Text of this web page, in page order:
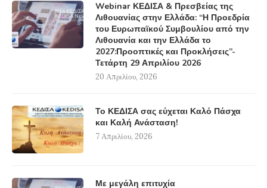
Webinar ΚΕΔΙΣΑ & Πρεσβείας της
Λιθουανίας στην Ελλάδα: “Η Προεδρία
του Ευρωπαϊκού Συμβουλίου από την
Λιθουανία και την Ελλάδα το
2027:Προοπτικές και Προκλήσεις”-
Τετάρτη 29 Απριλίου 2026
20 Απριλίου, 2026
Το ΚΕΔΙΣΑ σας εύχεται Καλό Πάσχα
και Καλή Ανάσταση!
7 Απριλίου, 2026
Με μεγάλη επιτυχία